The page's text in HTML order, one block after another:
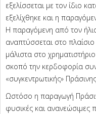
εξελίσσεται με τον ίδιο
εξελίχθηκε και η
Η παραγόμενη από τον
αναπτύσσεται στο
μάλιστα στο
σκοπό την κερδοφορία
«συγκεντρωτικής»
Ωστόσο η παραγωγή
φυσικές και ανανεώσιμες